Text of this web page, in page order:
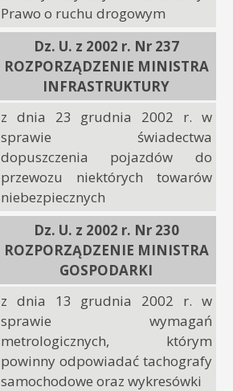
Prawo o ruchu drogowym
Dz. U. z 2002 r. Nr 237
ROZPORZĄDZENIE MINISTRA
INFRASTRUKTURY
z dnia 23 grudnia 2002 r. w
sprawie świadectwa
dopuszczenia pojazdów do
przewozu niektórych towarów
niebezpiecznych
Dz. U. z 2002 r. Nr 230
ROZPORZĄDZENIE MINISTRA
GOSPODARKI
z dnia 13 grudnia 2002 r. w
sprawie wymagań
metrologicznych, którym
powinny odpowiadać tachografy
samochodowe oraz wykresówki